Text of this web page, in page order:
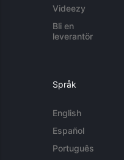
Videezy
Bli en
leverantör
Språk
English
Español
Português